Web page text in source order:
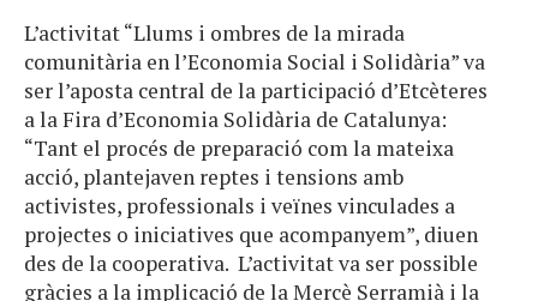
L’activitat “Llums i ombres de la mirada
comunitària en l’Economia Social i Solidària” va
ser l’aposta central de la participació d’Etcèteres
a la Fira d’Economia Solidària de Catalunya:
“Tant el procés de preparació com la mateixa
acció, plantejaven reptes i tensions amb
activistes, professionals i veïnes vinculades a
projectes o iniciatives que acompanyem”, diuen
des de la cooperativa. L’activitat va ser possible
gràcies a la implicació de la Mercè Serramià i la